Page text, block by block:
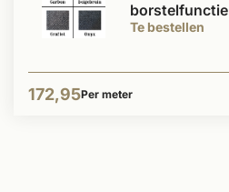
Te bestellen
borstelfunctie
172,95Per meter